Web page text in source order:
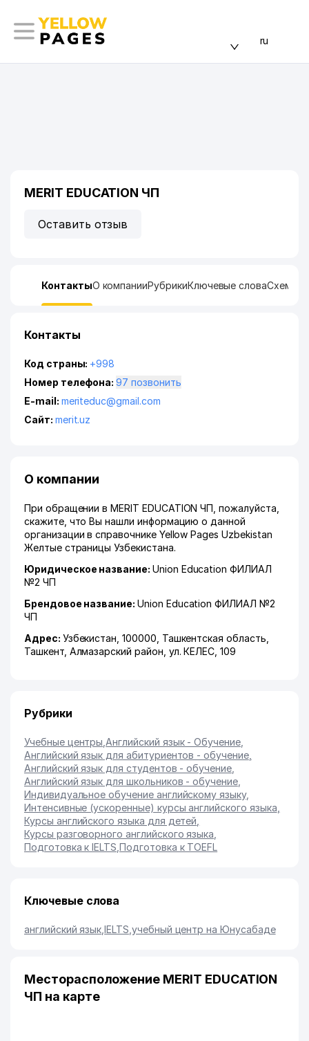
ru
MERIT EDUCATION ЧП
Оставить отзыв
КонтактыО компанииРубрикиКлючевые словаСхема
Контакты
Код страны: +998
Номер телефона:
97 позвонить
E-mail: meriteduc@gmail.com
Сайт: merit.uz
О компании
При обращении в MERIT EDUCATION ЧП, пожалуйста,
скажите, что Вы нашли информацию о данной
организации в справочнике Yellow Pages Uzbekistan
Желтые страницы Узбекистана.
Юридическое название: Union Education ФИЛИАЛ
№2 ЧП
Брендовое название: Union Education ФИЛИАЛ №2
ЧП
Адрес: Узбекистан, 100000, Ташкентская область
Ташкент, Алмазарский район ул. КЕЛЕС , 109
Рубрики
Учебные центры Английский язык - Обучение,
Английский язык для абитуриентов - обучение,
Английский язык для студентов - обучение
Английский язык для школьников - обучение,
Индивидуальное обучение английскому языку,
Интенсивные (ускоренные) курсы английского языка
Курсы английского языка для детей
Курсы разговорного английского языка
Подготовка к IELTS ,Подготовка к TOEFL
Ключевые слова
английский язык ,IELTS учебный центр на Юнусабаде
Месторасположение MERIT EDUCATION
ЧП на карте